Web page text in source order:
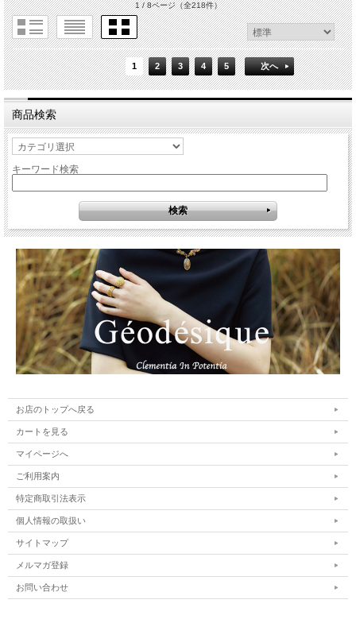
1 / 8ページ（全218件）
1 2 3 4 5 次へ
商品検索
キーワード検索
お店のトップへ戻る
カートを見る
マイページへ
ご利用案内
特定商取引法表示
個人情報の取扱い
サイトマップ
メルマガ登録
お問い合わせ